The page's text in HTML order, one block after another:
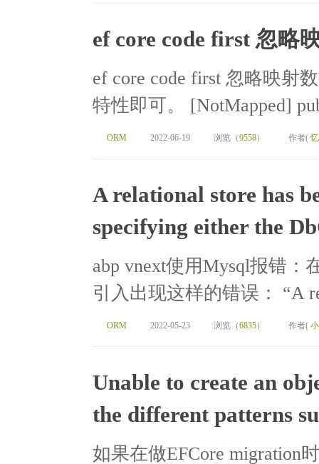
ef core code first 忽略
ef core code first 忽略映射
特性即可。 [NotMapped]
ORM 2022-06-19 浏览（9558） 作者(
A relational store has
specifying either the
abp vnext使用Mysql报错：
引入出现这样的错误： “A
ORM 2022-05-23 浏览（6835） 作者(
Unable to create an
the different patterns
如果在做EFCore migration